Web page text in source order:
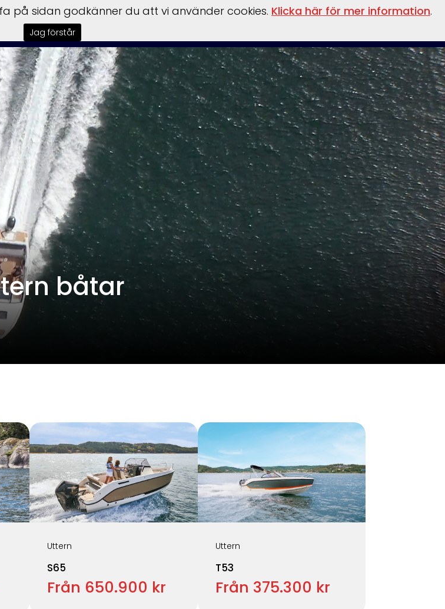
Båttrailer Begagnat
båtar
Uttern
S65
Från 650.900 kr
Uttern
T53
Från 375.300 kr
på sidan godkänner du att vi använder cookies. Klicka här för mer information.
Jag förstår